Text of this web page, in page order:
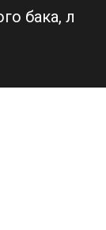
бака, л